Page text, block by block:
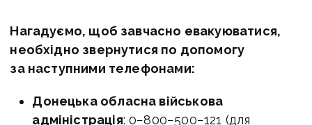
Нагадуємо, щоб завчасно евакуюватися,
необхідно звернутися по допомогу
за наступними телефонами:
Донецька обласна військова
адміністрація: 0−800−500−121 (для